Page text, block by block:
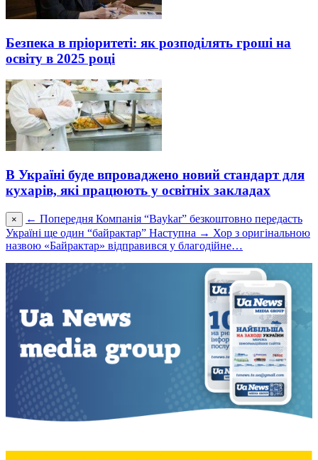
Безпека в пріоритеті: як розподілять гроші на
освіту в 2025 році
В Україні буде впроваджено новий стандарт для
кухарів, які працюють у освітніх закладах
× ← Попередня Компанія “Baykar” безкоштовно передасть
Україні ще один “байрактар” Наступна → Хор з оригінальною
назвою «Байрактар» відправився у благодійне…